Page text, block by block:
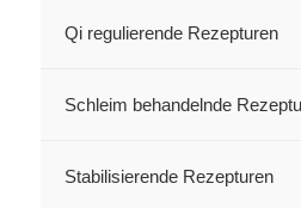
Qi regulierende Rezepturen
Schleim behandelnde
Stabilisierende Rezepturen